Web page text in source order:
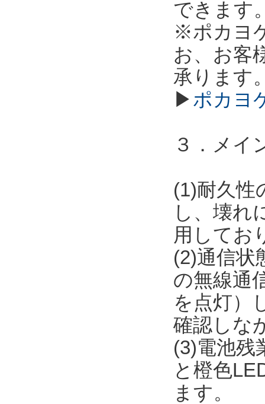
できます
※ポカヨ
お、お客
承ります
▶ポカヨ
３．メイ
(1)耐久性
し、壊れ
用してお
(2)通信状
の無線通
を点灯）
確認しな
(3)電池残
と橙色
ます。